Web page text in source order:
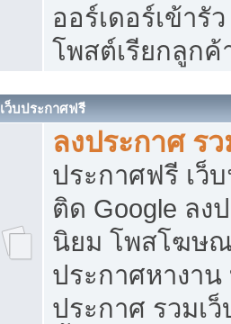
ออร์เดอร์เข้ารั
โพสต์เรียกลูกค้
เว็บประกาศฟรี
ลงประกาศ ร
ประกาศฟรี เว็
ติด Google ลง
นิยม โพสโฆษ
ประกาศหางาน
ประกาศ รวมเ